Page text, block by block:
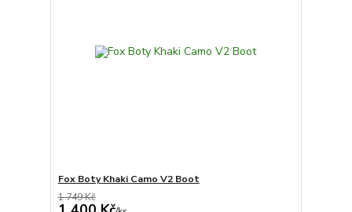
Fox Boty Khaki Camo V2 Boot
1 749 Kč